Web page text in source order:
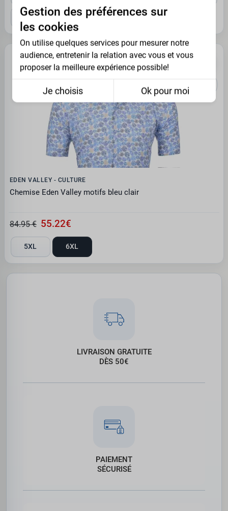
10XL
PROMO -35%
EDEN VALLEY - CULTURE
Chemise Eden Valley motifs bleu clair
84.95 € 55.22€
5XL 6XL
LIVRAISON GRATUITE
DÈS 50€
PAIEMENT
SÉCURISÉ
Gestion des préférences sur
les cookies
On utilise quelques services pour mesurer notre
audience, entretenir la relation avec vous et vous
proposer la meilleure expérience possible!
Je choisis Ok pour moi